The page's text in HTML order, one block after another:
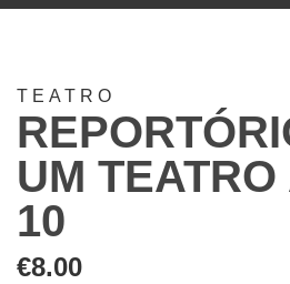
TEATRO
UM
10
€8.00